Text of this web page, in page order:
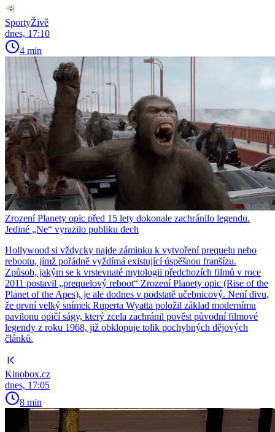
SportyŽivě
dnes, 17:10
4 min
Zrození Planety opic před 15 lety dokonale zachránilo legendu.
Jediné „Ne“ vyrazilo publiku dech
Hollywood si vždycky najde záminku k vytvoření prequelu nebo
rebootu, jímž pořádně vyždímá existující úspěšnou franšízu.
Způsob, jakým se k vrstevnaté mytologii předchozích filmů v roce
2011 postavil „prequelový reboot“ Zrození Planety opic (Rise of the
Planet of the Apes), je ale dodnes v podstatě učebnicový. Není divu,
že první velký snímek Ruperta Wyatta položil základ modernímu
pavilonu opičí ságy, který zcela zachránil pověst původní filmové
legendy z roku 1968, již obklopuje tolik pochybných dějových
článků.
Kinobox.cz
dnes, 17:05
8 min